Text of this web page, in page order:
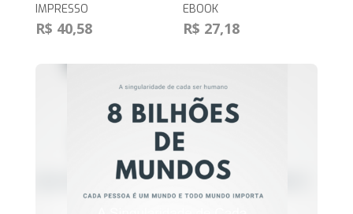
IMPRESSO
R$ 40,58
EBOOK
R$ 27,18